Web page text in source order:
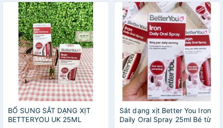
BỔ SUNG SẮT DẠNG XỊT
BETTERYOU UK 25ML
Sắt dạng xịt Better You Iron
Daily Oral Spray 25ml Bé từ